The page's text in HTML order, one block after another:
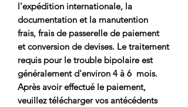
l'expédition internationale, la
documentation et la manutention
frais, frais de passerelle de paiement
et conversion de devises. Le traitement
requis pour le trouble bipolaire est
généralement d'environ 4 à 6 mois.
Après avoir effectué le paiement,
veuillez télécharger vos antécédents